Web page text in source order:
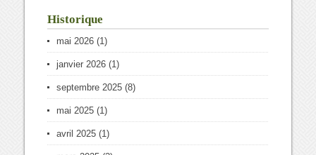
Historique
mai 2026 (1)
janvier 2026 (1)
septembre 2025 (8)
mai 2025 (1)
avril 2025 (1)